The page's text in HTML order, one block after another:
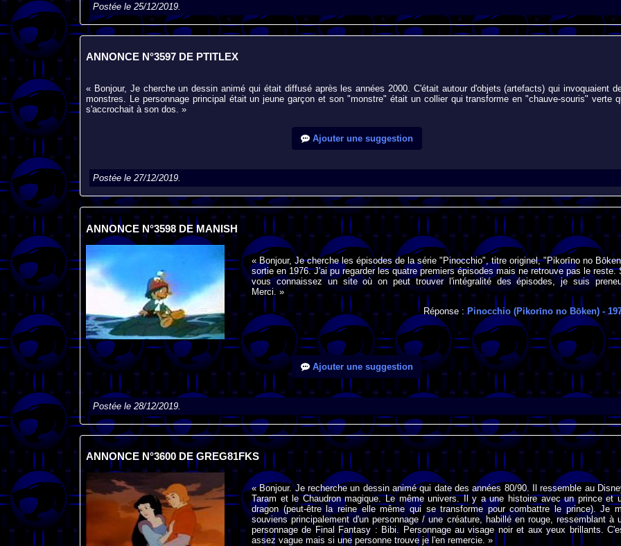
Postée le 25/12/2019.
ANNONCE N°3597 DE PTITLEX
« Bonjour, Je cherche un dessin animé qui était diffusé après les années 2000. C'était autour d'objets (artefacts) qui invoquaient
monstres. Le personnage principal était un jeune garçon et son "monstre" était un collier qui transforme en "chauve-souris" verte
s'accrochait à son dos. »
Ajouter une suggestion
Postée le 27/12/2019.
ANNONCE N°3598 DE MANISH
« Bonjour, Je cherche les épisodes de la série "Pinocchio", titre originel, "Pikorīno no
sortie en 1976. J'ai pu regarder les quatre premiers épisodes mais ne retrouve pas le reste.
vous connaissez un site où on peut trouver l'intégralité des épisodes, je suis
Merci. »
Réponse :Pinocchio (Pikorīno no Bōken)-
Ajouter une suggestion
Postée le 28/12/2019.
ANNONCE N°3600 DE GREG81FKS
« Bonjour. Je recherche un dessin animé qui date des années 80/90. Il ressemble au
Taram et le Chaudron magique. Le même univers. Il y a une histoire avec un prince et
dragon (peut-être la reine elle même qui se transforme pour combattre le prince). Je
souviens principalement d'un personnage / une créature, habillé en rouge, ressemblant à
personnage de Final Fantasy : Bibi. Personnage au visage noir et aux yeux brillants.
assez vague mais si une personne trouve je l'en remercie. »